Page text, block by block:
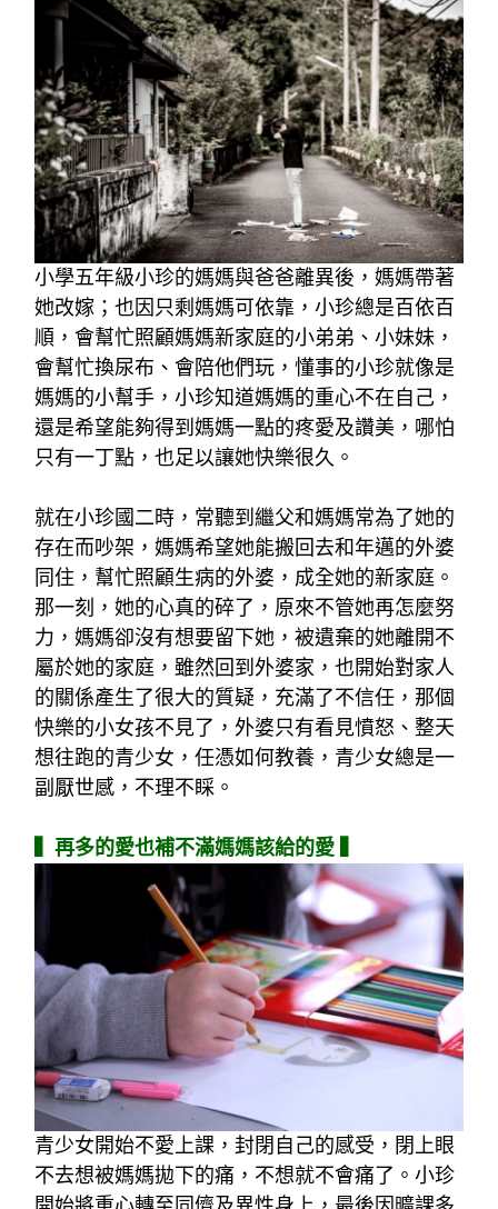
小學五年級小珍的媽媽與爸爸離異後，媽媽帶著
她改嫁；也因只剩媽媽可依靠，小珍總是百依百
順，會幫忙照顧媽媽新家庭的小弟弟、小妹妹，
會幫忙換尿布、會陪他們玩，懂事的小珍就像是
媽媽的小幫手，小珍知道媽媽的重心不在自己，
還是希望能夠得到媽媽一點的疼愛及讚美，哪怕
只有一丁點，也足以讓她快樂很久。
就在小珍國二時，常聽到繼父和媽媽常為了她的
存在而吵架，媽媽希望她能搬回去和年邁的外婆
同住，幫忙照顧生病的外婆，成全她的新家庭。
那一刻，她的心真的碎了，原來不管她再怎麼努
力，媽媽卻沒有想要留下她，被遺棄的她離開不
屬於她的家庭，雖然回到外婆家，也開始對家人
的關係產生了很大的質疑，充滿了不信任，那個
快樂的小女孩不見了，外婆只有看見憤怒、整天
想往跑的青少女，任憑如何教養，青少女總是一
副厭世感，不理不睬。
▍再多的愛也補不滿媽媽該給的愛 ▍
青少女開始不愛上課，封閉自己的感受，閉上眼
不去想被媽媽拋下的痛，不想就不會痛了。小珍